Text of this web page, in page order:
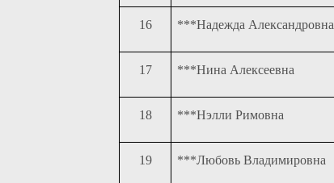
16 ***Надежда Александровна
17 ***Нина Алексеевна
18 ***Нэлли Римовна
19 ***Любовь Владимировна